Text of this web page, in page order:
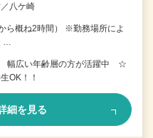
八ケ崎
ら概ね2時間） ※勤務場所によ
…
幅広い年齢層の方が活躍中 ☆
OK！！
細を見る